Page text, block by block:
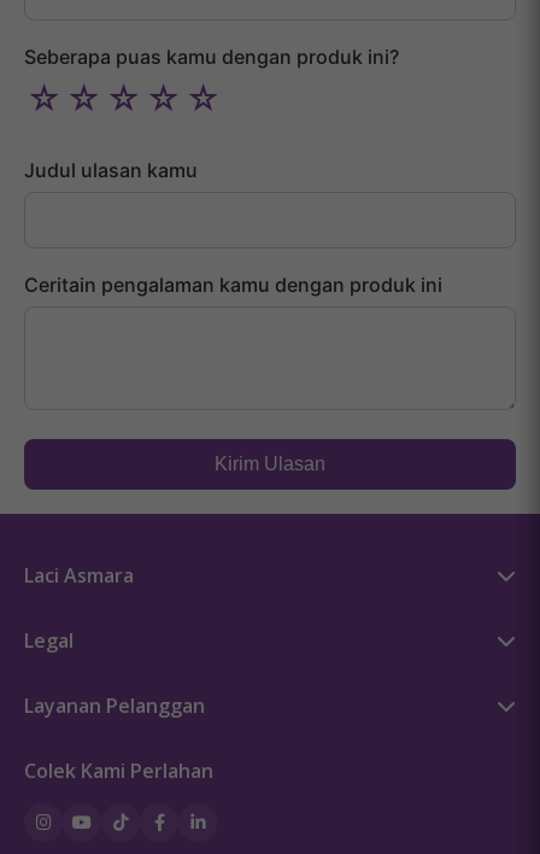
Seberapa puas kamu dengan produk ini?
☆
☆
☆
☆
☆
Judul ulasan kamu
Ceritain pengalaman kamu dengan produk ini
Kirim Ulasan
Laci Asmara
Sex Education
Legal
Kebijakan Cookie
Ketentuan Promosi
Layanan Pelanggan
Pembayaran
Colek Kami Perlahan